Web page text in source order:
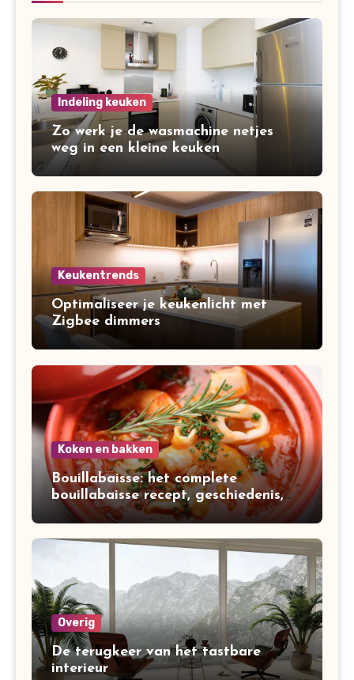
Indeling keuken
Zo werk je de wasmachine netjes
weg in een kleine keuken
Keukentrends
Optimaliseer je keukenlicht met
Zigbee dimmers
Koken en bakken
Bouillabaisse: het complete
bouillabaisse recept, geschiedenis,
variaties en bereiding
Overig
De terugkeer van het tastbare
interieur